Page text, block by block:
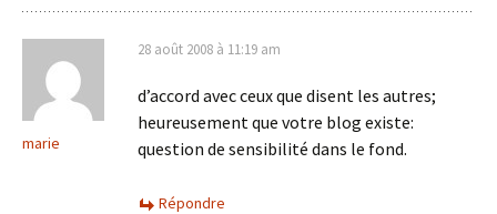
marie
28 août 2008 à 11:19 am
d’accord avec ceux que disent les autres;
heureusement que votre blog existe:
question de sensibilité dans le fond.
Répondre